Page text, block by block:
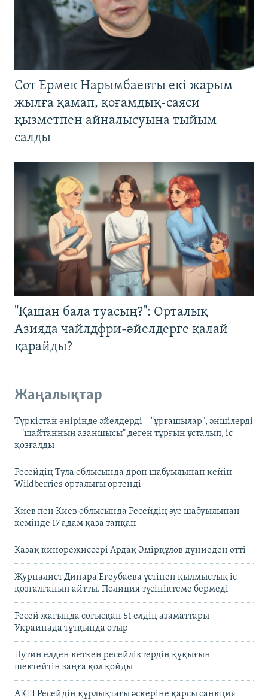
Сот Ермек Нарымбаевты екі жарым
жылға қамап, қоғамдық-саяси
қызметпен айналысуына тыйым
салды
"Қашан бала туасың?": Орталық
Азияда чайлдфри-әйелдерге қалай
қарайды?
Жаңалықтар
Түркістан өңірінде әйелдерді – "ұрғашылар", әншілерді
– "шайтанның азаншысы" деген тұрғын ұсталып, іс
қозғалды
Ресейдің Тула облысында дрон шабуылынан кейін
Wildberries орталығы өртенді
Киев пен Киев облысында Ресейдің әуе шабуылынан
кемінде 17 адам қаза тапқан
Қазақ кинорежиссері Ардақ Әмірқұлов дүниеден өтті
Журналист Динара Егеубаева үстінен қылмыстық іс
қозғалғанын айтты. Полиция түсініктеме бермеді
Ресей жағында соғысқан 51 елдің азаматтары
Украинада тұтқында отыр
Путин елден кеткен ресейліктердің құқығын
шектейтін заңға қол қойды
АҚШ Ресейдің құрлықтағы әскеріне қарсы санкция